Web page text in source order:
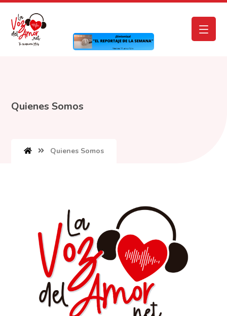
Quienes Somos
Quienes Somos